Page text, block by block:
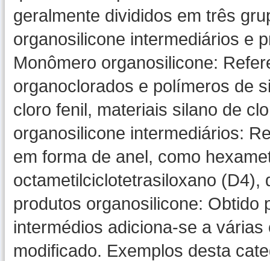
geralmente divididos em três
organosilicone intermediários e
Monômero organosilicone:
organoclorados e polímeros de
cloro fenil, materiais silano de
organosilicone intermediários:
em forma de anel, como
octametilciclotetrasiloxano (D4),
produtos organosilicone: Obtido
intermédios adiciona-se a
modificado. Exemplos desta